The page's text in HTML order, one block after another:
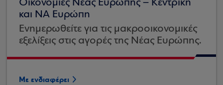
Οικονομίες Νέας Ευρώπης – Κεντρική
και ΝΑ Ευρώπη
Ενημερωθείτε για τις μακροοικονομικές
εξελίξεις στις αγορές της Νέας Ευρώπης.
Με ενδιαφέρει